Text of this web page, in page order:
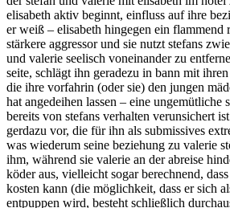
elisabeth aktiv beginnt, einfluss auf ihre
er weiß – elisabeth hingegen ein flammend
stärkere aggressor und sie nutzt stefans
und valerie seelisch voneinander zu
seite, schlägt ihn geradezu in bann mit
die ihre vorfahrin (oder sie) den jungen
hat angedeihen lassen – eine ungemütliche
bereits von stefans verhalten verunsichert
gerdazu vor, die für ihn als submissives
was wiederum seine beziehung zu valerie
ihm, während sie valerie an der abreise
köder aus, vielleicht sogar berechnend,
kosten kann (die möglichkeit, dass er sich
entpuppen wird, besteht schließlich